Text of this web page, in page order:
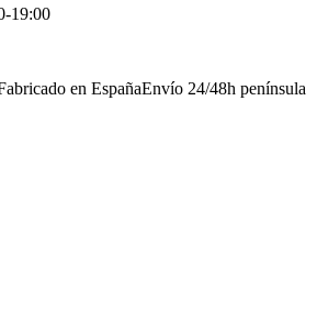
19:00
en EspañaEnvío 24/48h península